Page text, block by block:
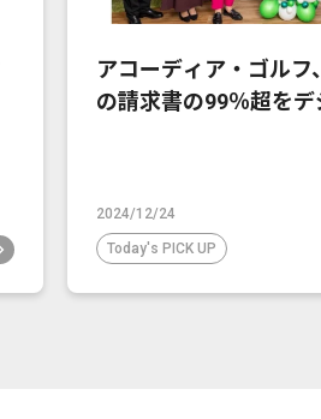
アコーディア・ゴルフ
の請求書の99％超をデ
2024/12/24
Today's PICK UP